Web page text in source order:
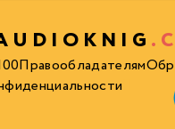
Правообладателям